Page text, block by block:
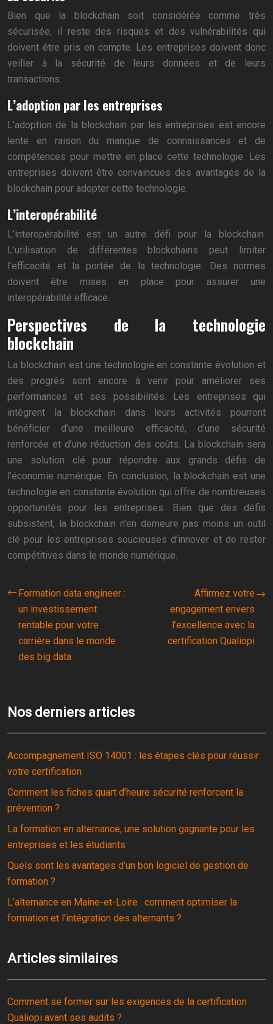
Bien que la blockchain soit considérée comme très
sécurisée, il reste des risques et des vulnérabilités qui
doivent être pris en compte. Les entreprises doivent donc
veiller à la sécurité de leurs données et de leurs
transactions.
L’adoption par les entreprises
L’adoption de la blockchain par les entreprises est encore
lente en raison du manque de connaissances et de
compétences pour mettre en place cette technologie. Les
entreprises doivent être convaincues des avantages de la
blockchain pour adopter cette technologie.
L’interopérabilité
L’interopérabilité est un autre défi pour la blockchain.
L’utilisation de différentes blockchains peut limiter
l’efficacité et la portée de la technologie. Des normes
doivent être mises en place pour assurer une
interopérabilité efficace.
Perspectives de la technologie
blockchain
La blockchain est une technologie en constante évolution et
des progrès sont encore à venir pour améliorer ses
performances et ses possibilités. Les entreprises qui
intègrent la blockchain dans leurs activités pourront
bénéficier d’une meilleure efficacité, d’une sécurité
renforcée et d’une réduction des coûts. La blockchain sera
une solution clé pour répondre aux grands défis de
l’économie numérique. En conclusion, la blockchain est une
technologie en constante évolution qui offre de nombreuses
opportunités pour les entreprises. Bien que des défis
subsistent, la blockchain n’en demeure pas moins un outil
clé pour les entreprises soucieuses d’innover et de rester
compétitives dans le monde numérique.
Formation data engineer :
un investissement
rentable pour votre
carrière dans le monde
des big data
Affirmez votre
engagement envers
l’excellence avec la
certification Qualiopi
Nos derniers articles
Accompagnement ISO 14001 : les étapes clés pour réussir
votre certification
Comment les fiches quart d’heure sécurité renforcent la
prévention ?
La formation en alternance, une solution gagnante pour les
entreprises et les étudiants
Quels sont les avantages d’un bon logiciel de gestion de
formation ?
L’alternance en Maine-et-Loire : comment optimiser la
formation et l’intégration des alternants ?
Articles similaires
Comment se former sur les exigences de la certification
Qualiopi avant ses audits ?